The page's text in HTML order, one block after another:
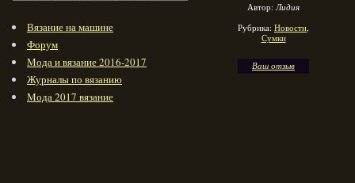
Автор:Лидия
Рубрика: Новости,
Сумки
Ваш отзыв
Вязание на машине
Форум
Мода и вязание 2016-2017
Журналы по вязанию
Мода 2017 вязание